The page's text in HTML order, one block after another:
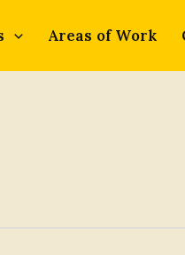
Areas of Work